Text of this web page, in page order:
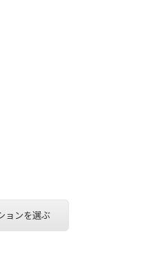
ョンを選ぶ